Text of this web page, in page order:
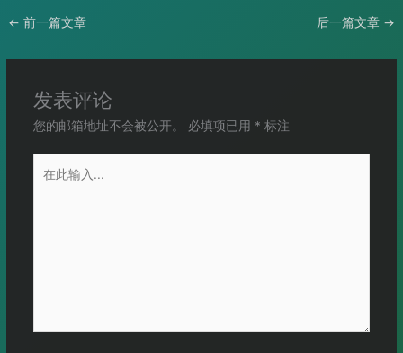
← 前一篇文章 后一篇文章 →
发表评论
您的邮箱地址不会被公开。 必填项已用 * 标注